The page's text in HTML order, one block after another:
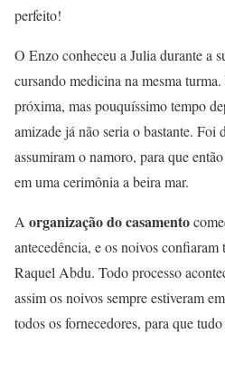
perfeito!
O Enzo conheceu a Julia durante a
cursando medicina na mesma
próxima, mas pouquíssimo tempo
amizade já não seria o bastante. Foi
assumiram o namoro, para que
em uma cerimônia a beira mar.
A organização do casamento
antecedência, e os noivos confiaram
Raquel Abdu. Todo processo
assim os noivos sempre estiveram
todos os fornecedores, para que